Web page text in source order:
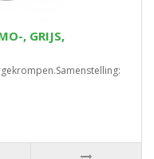
, GRIJS,